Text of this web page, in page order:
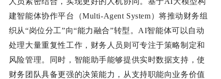
建智能体协作平台（Multi-Agent System）将推动财务组
织从“岗位分工”向“能力融合”转型。AI智能体可以自动
处理大量重复性工作，财务人员则可专注于策略制定和
风险管理。同时，智能助手能够提供实时数据支持，使
财务团队具备更强的决策能力，从支持职能向业务价值